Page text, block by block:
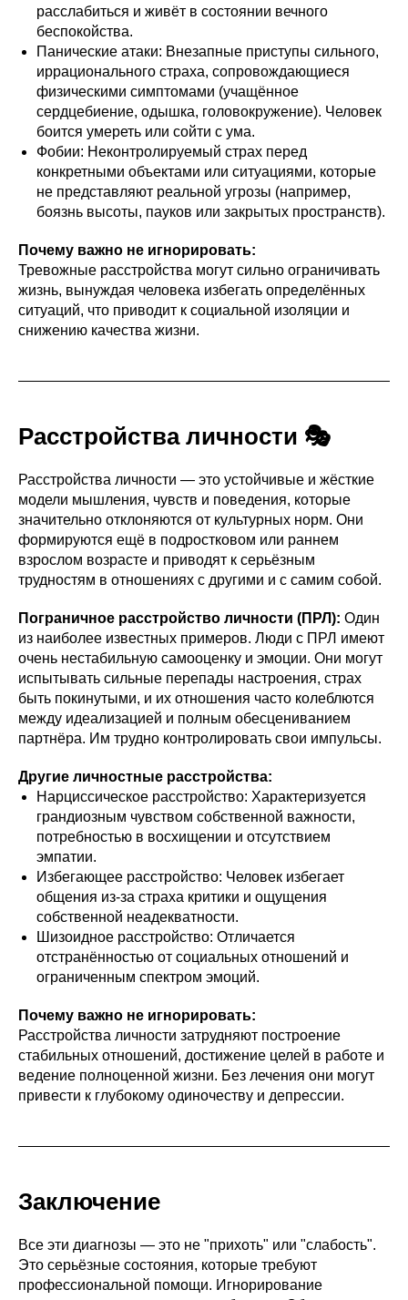
расслабиться и живёт в состоянии вечного
беспокойства.
Панические атаки: Внезапные приступы сильного,
иррационального страха, сопровождающиеся
физическими симптомами (учащённое
сердцебиение, одышка, головокружение). Человек
боится умереть или сойти с ума.
Фобии: Неконтролируемый страх перед
конкретными объектами или ситуациями, которые
не представляют реальной угрозы (например,
боязнь высоты, пауков или закрытых пространств).
Почему важно не игнорировать:
Тревожные расстройства могут сильно ограничивать
жизнь, вынуждая человека избегать определённых
ситуаций, что приводит к социальной изоляции и
снижению качества жизни.
Расстройства личности 🎭
Расстройства личности — это устойчивые и жёсткие
модели мышления, чувств и поведения, которые
значительно отклоняются от культурных норм. Они
формируются ещё в подростковом или раннем
взрослом возрасте и приводят к серьёзным
трудностям в отношениях с другими и с самим собой.
Пограничное расстройство личности (ПРЛ): Один
из наиболее известных примеров. Люди с ПРЛ имеют
очень нестабильную самооценку и эмоции. Они могут
испытывать сильные перепады настроения, страх
быть покинутыми, и их отношения часто колеблются
между идеализацией и полным обесцениванием
партнёра. Им трудно контролировать свои импульсы.
Другие личностные расстройства:
Нарциссическое расстройство: Характеризуется
грандиозным чувством собственной важности,
потребностью в восхищении и отсутствием
эмпатии.
Избегающее расстройство: Человек избегает
общения из-за страха критики и ощущения
собственной неадекватности.
Шизоидное расстройство: Отличается
отстранённостью от социальных отношений и
ограниченным спектром эмоций.
Почему важно не игнорировать:
Расстройства личности затрудняют построение
стабильных отношений, достижение целей в работе и
ведение полноценной жизни. Без лечения они могут
привести к глубокому одиночеству и депрессии.
Заключение
Все эти диагнозы — это не "прихоть" или "слабость".
Это серьёзные состояния, которые требуют
профессиональной помощи. Игнорирование